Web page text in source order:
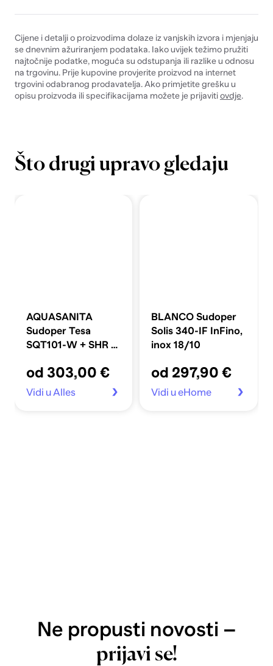
Cijene i detalji o proizvodima dolaze iz vanjskih izvora i mjenjaju
se dnevnim ažuriranjem podataka. Iako uvijek težimo pružiti
najtočnije podatke, moguća su odstupanja ili razlike u odnosu
na trgovinu. Prije kupovine provjerite proizvod na internet
trgovini odabranog prodavatelja. Ako primjetite grešku u
opisu proizvoda ili specifikacijama možete je prijavitiovdje.
Što drugi upravo gledaju
AQUASANITA
Sudoper Tesa
SQT101-W + SHR J
od 303,00 €
Vidi u Alles
BLANCO Sudoper
Solis 340-IF InFino,
inox 18/10
od 297,90 €
Vidi u eHome
Ne propusti novosti –
prijavi se!